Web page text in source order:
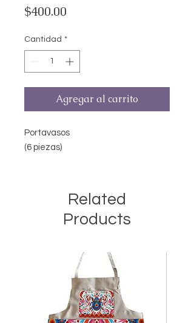
$400.00
Cantidad *
Agregar al carrito
Portavasos
(6 piezas)
Related
Products